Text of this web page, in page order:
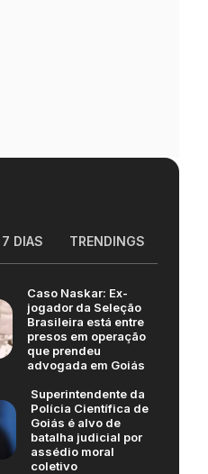
7 DIAS TRENDINGS
Caso Naskar: Ex-
jogador da Seleção
Brasileira está entre
presos em operação
que prendeu
advogada em Goiás
Superintendente da
Polícia Científica de
Goiás é alvo de
batalha judicial por
assédio moral
coletivo